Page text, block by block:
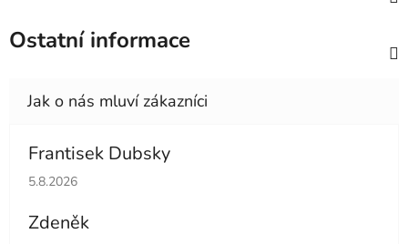
Ostatní informace
Frantisek Dubsky
Hodnocení obchodu je 5 z 5 hvězdiček.
5.8.2026
Zdeněk